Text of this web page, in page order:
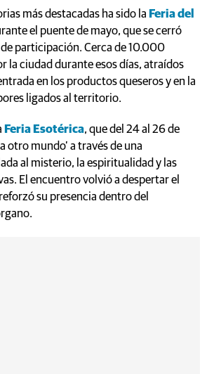
más destacadas ha sido la Feria del
el puente de mayo, que se cerró
participación. Cerca de 10.000
la ciudad durante esos días, atraídos
en los productos queseros y en la
ligados al territorio.
Feria Esotérica, que del 24 al 26 de
otro mundo’ a través de una
al misterio, la espiritualidad y las
El encuentro volvió a despertar el
su presencia dentro del